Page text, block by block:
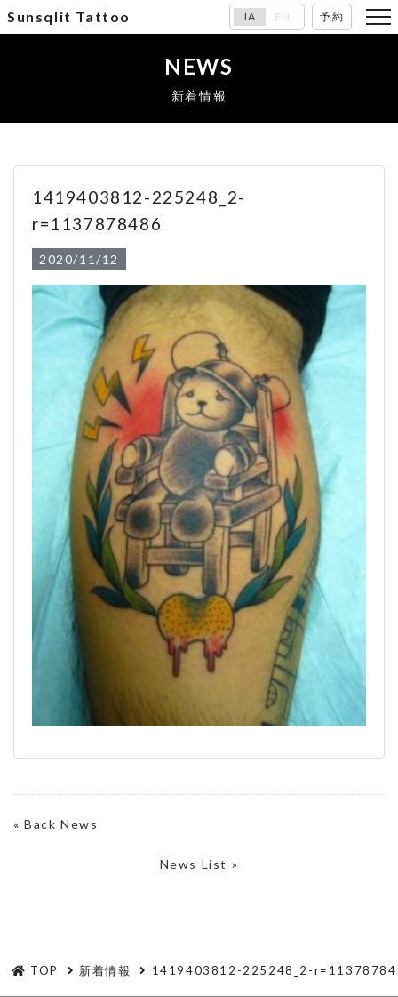
Sunsqlit Tattoo JA EN 予約
NEWS
新着情報
1419403812-225248_2-
r=1137878486
2020/11/12
«Back News
News List »
TOP 新着情報 1419403812-225248_2-